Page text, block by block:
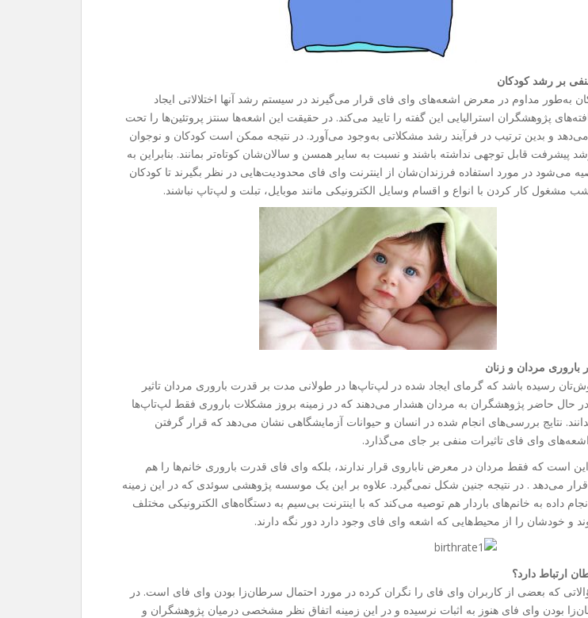
به‌طور مداوم در معرض اشعه‌های وای فای قرار می‌گیرند در سیستم رشد آنها اختلالاتی ایجاد
پژوهشگران استرالیایی این گفته را تایید می‌کند. در حقیقت این اشعه‌ها سنتز پروتئین‌ها را تحت
می‌دهد و بدین ترتیب در فرآیند رشد مشکلاتی به‌وجود می‌آورد. در نتیجه ممکن است کودکان و نوجوان
پیشرفت قابل توجهی نداشته باشند و نسبت به سایر همسن و سالان‌شان کوتاه‌تر بمانند. بنابراین به
می‌شود در مورد استفاده فرزندان‌شان از اینترنت وای فای محدودیت‌هایی در نظر بگیرند تا کودکان
مشغول کار کردن با انواع و اقسام وسایل الکترونیکی مانند موبایل، تبلت و لپ‌تاپ نباشند.
رسیده باشد که گرمای ایجاد شده در لپ‌تاپ‌ها در طولانی مدت بر قدرت باروری مردان تاثیر
حال حاضر پژوهشگران به مردان هشدار می‌دهند که در زمینه بروز مشکلات باروری فقط لپ‌تاپ‌ها
نتایج بررسی‌های انجام شده در انسان و حیوانات آزمایشگاهی نشان می‌دهد که قرار گرفتن
وای فای تاثیرات منفی بر جای می‌گذارد.
این است که فقط مردان در معرض ناباروی قرار ندارند، بلکه وای فای قدرت باروری خانم‌ها را هم
قرار می‌دهد . در نتیجه جنین شکل نمی‌گیرد. علاوه بر این یک موسسه پژوهشی سوئدی که در این زمینه
داده به خانم‌های باردار هم توصیه می‌کند که با اینترنت بی‌سیم به دستگاه‌های الکترونیکی مختلف
و خودشان را از محیط‌هایی که اشعه وای فای وجود دارد دور نگه دارند.
که بعضی از کاربران وای فای را نگران کرده در مورد احتمال سرطان‌زا بودن وای فای است. در
بودن وای فای هنوز به اثبات نرسیده و در این زمینه اتفاق نظر مشخصی درمیان پژوهشگران و